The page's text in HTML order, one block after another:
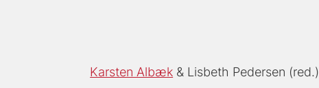
Karsten Albæk Lisbeth Pedersen (red.)